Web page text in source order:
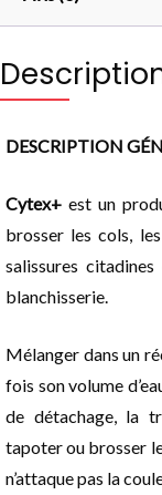
DESCRIPTION
Cytex+ est un
brosser les cols,
salissures
blanchisserie.
Mélanger dans un
fois son volume
de détachage, la
tapoter ou brosser
n’attaque pas la